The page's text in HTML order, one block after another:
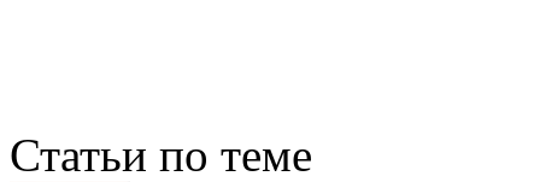
Статьи по теме